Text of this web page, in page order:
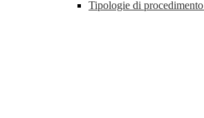
Tipologie di procedimento